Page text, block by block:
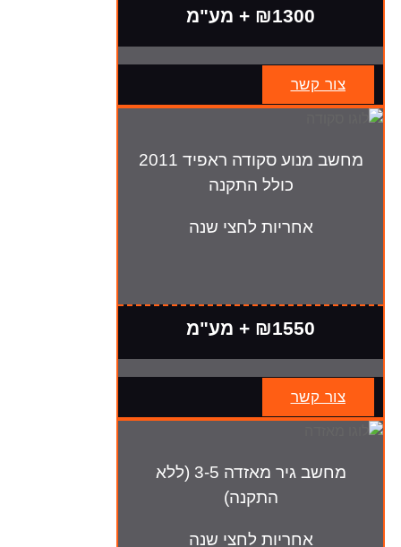
₪1300 + מע"מ
צור קשר
מחשב מנוע סקודה ראפיד 2011
כולל התקנה
אחריות לחצי שנה
₪1550 + מע"מ
צור קשר
מחשב גיר מאזדה 3-5 (ללא
התקנה)
אחריות לחצי שנה